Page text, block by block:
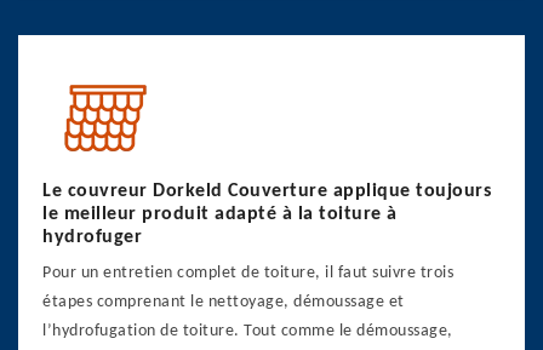
Le couvreur Dorkeld Couverture applique toujours
le meilleur produit adapté à la toiture à
hydrofuger
Pour un entretien complet de toiture, il faut suivre trois
étapes comprenant le nettoyage, démoussage et
l’hydrofugation de toiture. Tout comme le démoussage,